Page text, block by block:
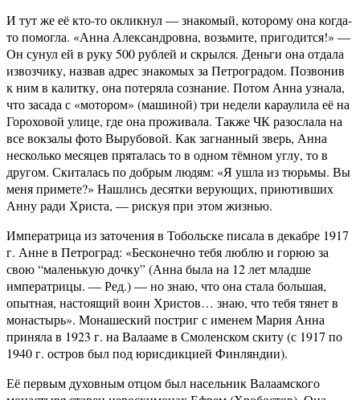
И тут же её кто-то окликнул — знакомый, которому она когда-
то помогла. «Анна Александровна, возьмите, пригодится!» —
Он сунул ей в руку 500 рублей и скрылся. Деньги она отдала
извозчику, назвав адрес знакомых за Петроградом. Позвонив
к ним в калитку, она потеряла сознание. Потом Анна узнала,
что засада с «мотором» (машиной) три недели караулила её на
Гороховой улице, где она проживала. Также ЧК разослала на
все вокзалы фото Вырубовой. Как загнанный зверь, Анна
несколько месяцев пряталась то в одном тёмном углу, то в
другом. Скиталась по добрым людям: «Я ушла из тюрьмы. Вы
меня примете?» Нашлись десятки верующих, приютивших
Анну ради Христа, — рискуя при этом жизнью.
Императрица из заточения в Тобольске писала в декабре 1917
г. Анне в Петроград: «Бесконечно тебя люблю и горюю за
свою “маленькую дочку” (Анна была на 12 лет младше
императрицы. — Ред.) — но знаю, что она стала большая,
опытная, настоящий воин Христов… знаю, что тебя тянет в
монастырь». Монашеский постриг с именем Мария Анна
приняла в 1923 г. на Валааме в Смоленском скиту (с 1917 по
1940 г. остров был под юрисдикцией Финляндии).
Её первым духовным отцом был насельник Валаамского